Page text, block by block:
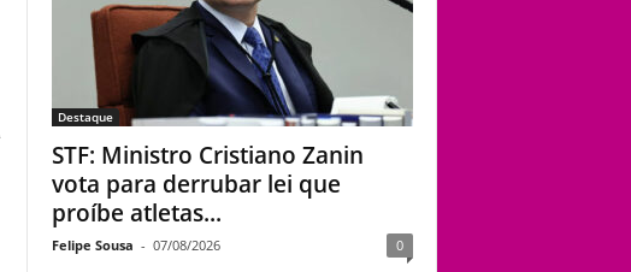
Destaque
STF: Ministro Cristiano Zanin
vota para derrubar lei que
proíbe atletas...
Felipe Sousa - 07/08/2026 0